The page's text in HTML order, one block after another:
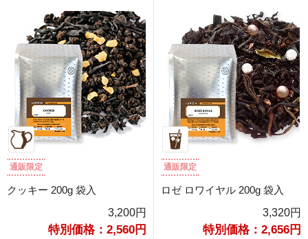
通販限定
クッキー 200g 袋入
3,200円
特別価格：2,560円
通販限定
ロゼ ロワイヤル 200g 袋入
3,320円
特別価格：2,656円